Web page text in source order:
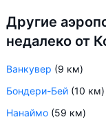
Другие
недалеко от
Ванкувер (9 км)
Бондери-Бей (10 км)
Нанаймо (59 км)